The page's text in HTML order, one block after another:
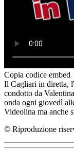
Copia codice embed
Il Cagliari in diretta,
condotto da
onda ogni giovedì
Videolina ma anche
© Riproduzione